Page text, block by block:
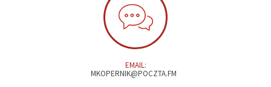
EMAIL:
MKOPERNIK@POCZTA.FM